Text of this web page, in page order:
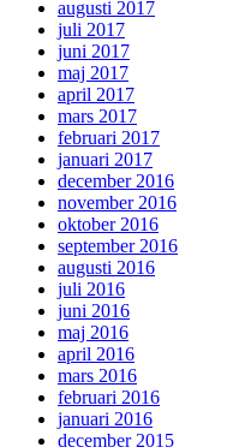
augusti 2017
juli 2017
juni 2017
maj 2017
april 2017
mars 2017
februari 2017
januari 2017
december 2016
november 2016
oktober 2016
september 2016
augusti 2016
juli 2016
juni 2016
maj 2016
april 2016
mars 2016
februari 2016
januari 2016
december 2015